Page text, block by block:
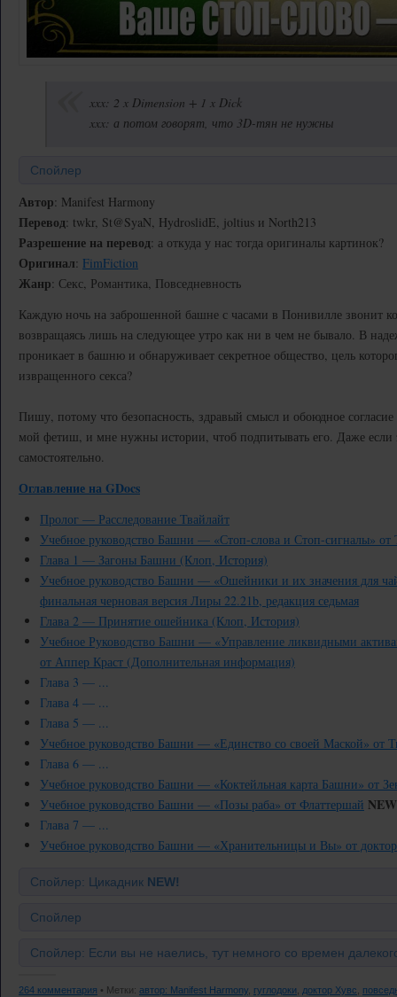
xxx: 2 x Dimension + 1 x Dick
xxx: а потом говорят, что 3D-тян не нужны
Спойлер
Автор: Manifest Harmony
Перевод: twkr, St@SyaN, HydroslidE, joltius и North213
Разрешение на перевод: а откуда у нас тогда оригиналы картинок?
Оригинал: FimFiction
Жанр: Секс, Романтика, Повседневность
Каждую ночь на заброшенной башне с часами в Понивилле звонит
возвращаясь лишь на следующее утро как ни в чем не бывало. В
проникает в башню и обнаруживает секретное общество, цель
извращенного секса?
Пишу, потому что безопасность, здравый смысл и обоюдное
мой фетиш, и мне нужны истории, чтоб подпитывать его. Даже если
самостоятельно.
Оглавление на GDocs
Пролог — Расследование Твайлайт
Учебное руководство Башни — «Стоп-слова и Стоп-сигналы» от
Глава 1 — Загоны Башни (Клоп, История)
Учебное руководство Башни — «Ошейники и их значения для
финальная черновая версия Лиры 22.21b, редакция седьмая
Глава 2 — Принятие ошейника (Клоп, История)
Учебное Руководство Башни — «Управление ликвидными
от Аппер Краст (Дополнительная информация)
Глава 3 — ...
Глава 4 — ...
Глава 5 — ...
Учебное руководство Башни — «Единство со своей Маской» от
Глава 6 — ...
Учебное руководство Башни — «Коктейльная карта Башни» от
Учебное руководство Башни — «Позы раба» от Флаттершай
Глава 7 — ...
Учебное руководство Башни — «Хранительницы и Вы» от
Спойлер: Цикадник NEW!
Спойлер
Спойлер: Если вы не наелись, тут немного со времен
264 комментария • Метки: автор: Manifest Harmony гуглодоки доктор Хувс